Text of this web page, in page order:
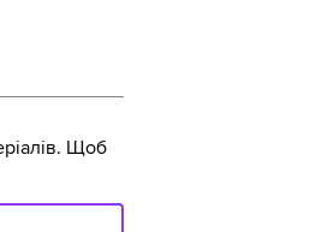
Щоб